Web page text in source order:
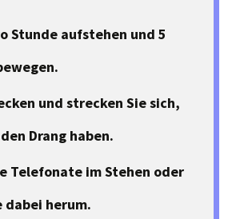
Stunde aufstehen und 5
und strecken Sie sich,
Drang haben.
Telefonate im Stehen oder
dabei herum.